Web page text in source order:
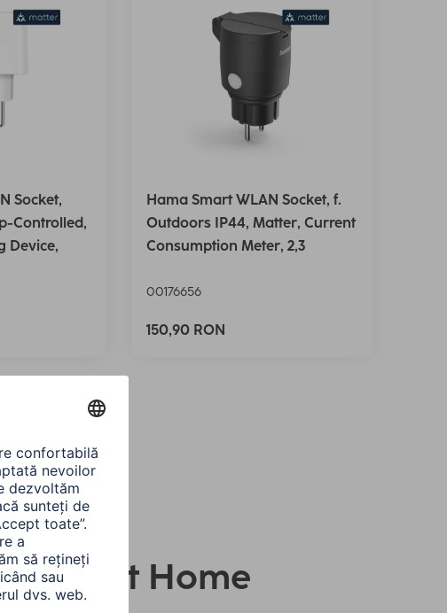
Socket,
Controlled,
Device,
Hama Smart WLAN Socket, f.
Outdoors IP44, Matter, Current
Consumption Meter, 2,3
00176656
150,90 RON
Smart Home